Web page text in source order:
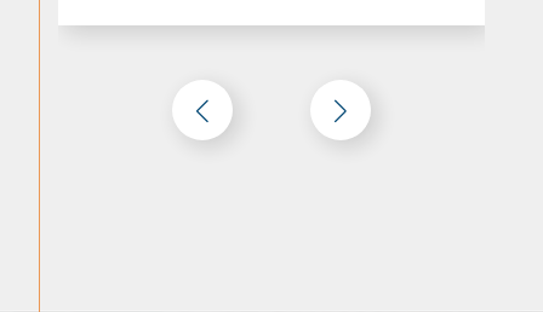
rendre votre expérience aussi fluide que
possible, avec une attention particulière à